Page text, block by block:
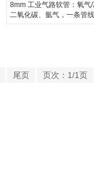
8mm 工业气路软管：氧气/
二氧化碳、氩气，一条管
尾页 页次：1/1页